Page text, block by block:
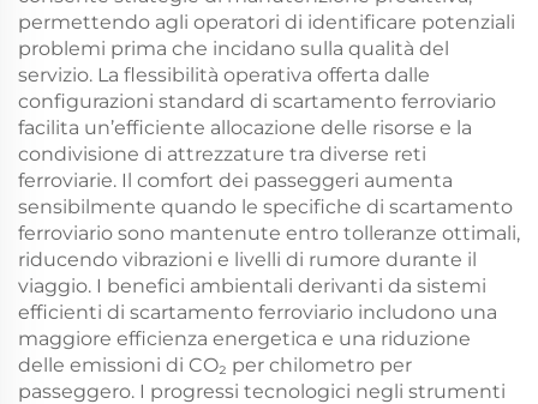
permettendo agli operatori di identificare potenziali
problemi prima che incidano sulla qualità del
servizio. La flessibilità operativa offerta dalle
configurazioni standard di scartamento ferroviario
facilita un’efficiente allocazione delle risorse e la
condivisione di attrezzature tra diverse reti
ferroviarie. Il comfort dei passeggeri aumenta
sensibilmente quando le specifiche di scartamento
ferroviario sono mantenute entro tolleranze ottimali,
riducendo vibrazioni e livelli di rumore durante il
viaggio. I benefici ambientali derivanti da sistemi
efficienti di scartamento ferroviario includono una
maggiore efficienza energetica e una riduzione
delle emissioni di CO₂ per chilometro per
passeggero. I progressi tecnologici negli strumenti